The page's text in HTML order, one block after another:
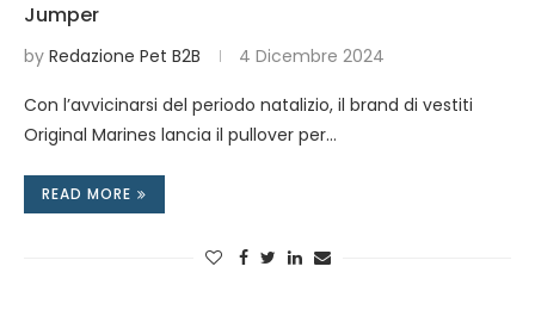
Jumper
by Redazione Pet B2B 4 Dicembre 2024
Con l’avvicinarsi del periodo natalizio, il brand di vestiti
Original Marines lancia il pullover per…
READ MORE